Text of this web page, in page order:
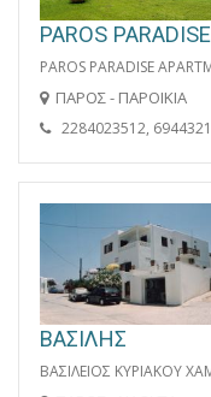
PAROS
PAROS PARADISE
ΠΑΡΟΣ - ΠΑΡΟΙΚΙΑ
2284023512,
ΒΑΣΙΛΗΣ
ΒΑΣΙΛΕΙΟΣ ΚΥΡΙΑΚΟΥ